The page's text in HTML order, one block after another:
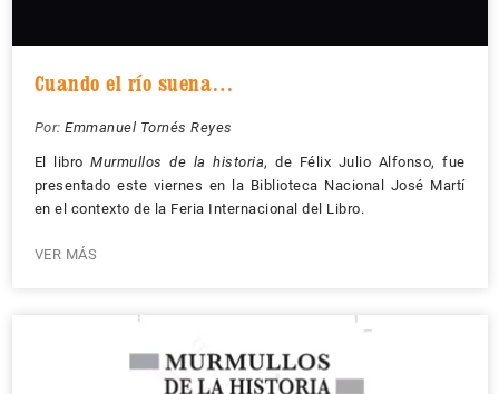
Cuando el río suena…
Por: Emmanuel Tornés Reyes
El libro Murmullos de la historia, de Félix Julio Alfonso, fue
presentado este viernes en la Biblioteca Nacional José Martí
en el contexto de la Feria Internacional del Libro.
VER MÁS